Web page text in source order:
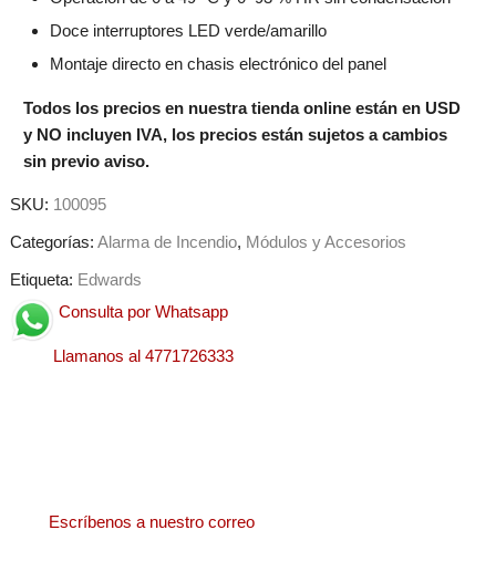
Doce interruptores LED verde/amarillo
Montaje directo en chasis electrónico del panel
Todos los precios en nuestra tienda online están en USD
y NO incluyen IVA, los precios están sujetos a cambios
sin previo aviso.
SKU: 100095
Categorías: Alarma de Incendio, Módulos y Accesorios
Etiqueta: Edwards
Consulta por Whatsapp
Llamanos al 4771726333
Escríbenos a nuestro correo